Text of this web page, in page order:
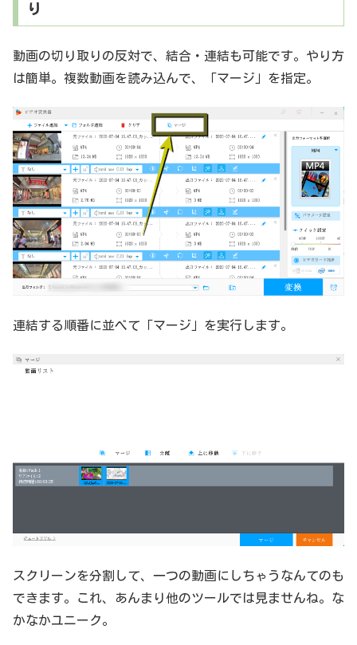
り
動画の切り取りの反対で、結合・連結も可能です。やり方
は簡単。複数動画を読み込んで、「マージ」を指定。
連結する順番に並べて「マージ」を実行します。
スクリーンを分割して、一つの動画にしちゃうなんてのも
できます。これ、あんまり他のツールでは見ませんね。な
かなかユニーク。